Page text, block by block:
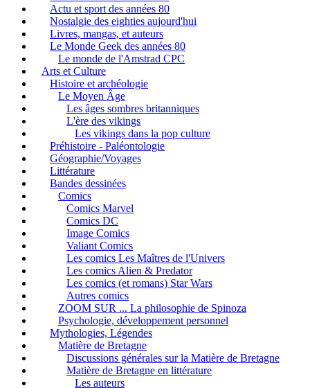
Actu et sport des années 80
Nostalgie des eighties aujourd'hui
Livres, mangas, et auteurs
Le Monde Geek des années 80
Le monde de l'Amstrad CPC
Arts et Culture
Histoire et archéologie
Le Moyen Âge
Les âges sombres britanniques
L'ère des vikings
Les vikings dans la pop culture
Préhistoire - Paléontologie
Géographie/Voyages
Littérature
Bandes dessinées
Comics
Comics Marvel
Comics DC
Image Comics
Valiant Comics
Les comics Les Maîtres de l'Univers
Les comics Alien & Predator
Les comics (et romans) Star Wars
Autres comics
ZOOM SUR ... La philosophie de Spinoza
Psychologie, développement personnel
Mythologies, Légendes
Matière de Bretagne
Discussions générales sur la Matière de Bretagne
Matière de Bretagne en littérature
Les auteurs